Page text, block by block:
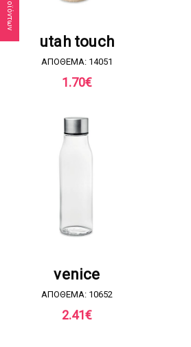
utah touch
ΑΠΟΘΕΜΑ: 14051
1.70€
venice
ΑΠΟΘΕΜΑ: 10652
2.41€